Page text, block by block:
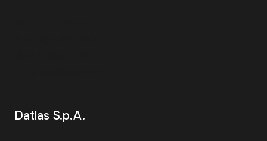
Datlas S.p.A.